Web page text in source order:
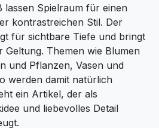
lassen Spielraum für einen
kontrastreichen Stil. Der
für sichtbare Tiefe und bringt
Geltung. Themen wie Blumen
und Pflanzen, Vasen und
werden damit natürlich
ein Artikel, der als
und liebevolles Detail